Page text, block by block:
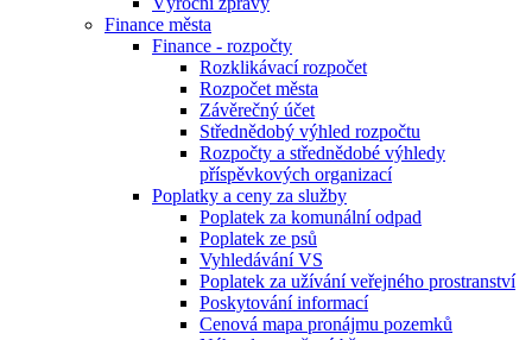
Finance města
Finance - rozpočty
Rozklikávací rozpočet
Rozpočet města
Závěrečný účet
Střednědobý výhled rozpočtu
Rozpočty a střednědobé výhledy
příspěvkových organizací
Poplatky a ceny za služby
Poplatek za komunální odpad
Poplatek ze psů
Vyhledávání VS
Poplatek za užívání veřejného prostranství
Poskytování informací
Cenová mapa pronájmu pozemků